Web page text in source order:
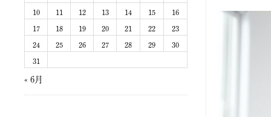
10 11 12 13 14 15 16
17 18 19 20 21 22 23
24 25 26 27 28 29 30
31
« 6月